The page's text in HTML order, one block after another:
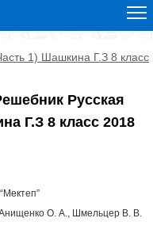
1) Шашкина Г.З 8 класс
Русская
Г.З 8 класс 2018
О. А., Шмельцер В. В.